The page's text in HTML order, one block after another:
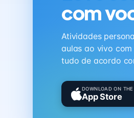
com
Atividades
aulas ao vivo
tudo de acordo
DOWNLOAD ON THE
App Store